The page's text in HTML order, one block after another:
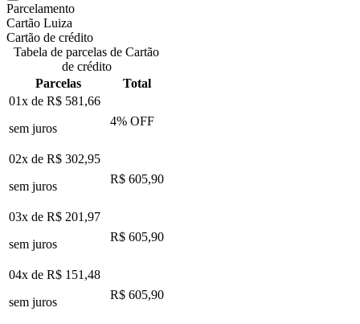
Parcelamento
Cartão Luiza
Cartão de crédito
Tabela de parcelas de Cartão
de crédito
Parcelas
Total
01x de R$ 581,66
sem juros
4% OFF
02x de R$ 302,95
sem juros
R$ 605,90
03x de R$ 201,97
sem juros
R$ 605,90
04x de R$ 151,48
sem juros
R$ 605,90